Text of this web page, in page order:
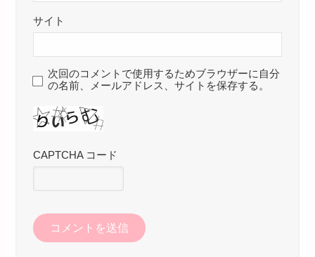
サイト
次回のコメントで使用するためブラウザーに自分
の名前、メールアドレス、サイトを保存する。
CAPTCHA コード